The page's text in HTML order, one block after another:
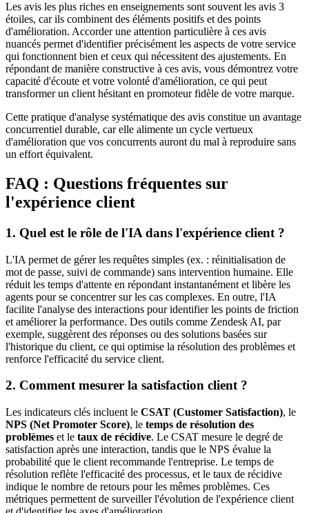
Les avis les plus riches en enseignements sont souvent les avis 3
étoiles, car ils combinent des éléments positifs et des points
d'amélioration. Accorder une attention particulière à ces avis
nuancés permet d'identifier précisément les aspects de votre service
qui fonctionnent bien et ceux qui nécessitent des ajustements. En
répondant de manière constructive à ces avis, vous démontrez votre
capacité d'écoute et votre volonté d'amélioration, ce qui peut
transformer un client hésitant en promoteur fidèle de votre marque.
Cette pratique d'analyse systématique des avis constitue un avantage
concurrentiel durable, car elle alimente un cycle vertueux
d'amélioration que vos concurrents auront du mal à reproduire sans
un effort équivalent.
FAQ : Questions fréquentes sur
l'expérience client
1. Quel est le rôle de l'IA dans l'expérience client ?
L'IA permet de gérer les requêtes simples (ex. : réinitialisation de
mot de passe, suivi de commande) sans intervention humaine. Elle
réduit les temps d'attente en répondant instantanément et libère les
agents pour se concentrer sur les cas complexes. En outre, l'IA
facilite l'analyse des interactions pour identifier les points de friction
et améliorer la performance. Des outils comme Zendesk AI, par
exemple, suggèrent des réponses ou des solutions basées sur
l'historique du client, ce qui optimise la résolution des problèmes et
renforce l'efficacité du service client.
2. Comment mesurer la satisfaction client ?
Les indicateurs clés incluent le CSAT (Customer Satisfaction), le
NPS (Net Promoter Score), le temps de résolution des
problèmes et le taux de récidive. Le CSAT mesure le degré de
satisfaction après une interaction, tandis que le NPS évalue la
probabilité que le client recommande l'entreprise. Le temps de
résolution reflète l'efficacité des processus, et le taux de récidive
indique le nombre de retours pour les mêmes problèmes. Ces
métriques permettent de surveiller l'évolution de l'expérience client